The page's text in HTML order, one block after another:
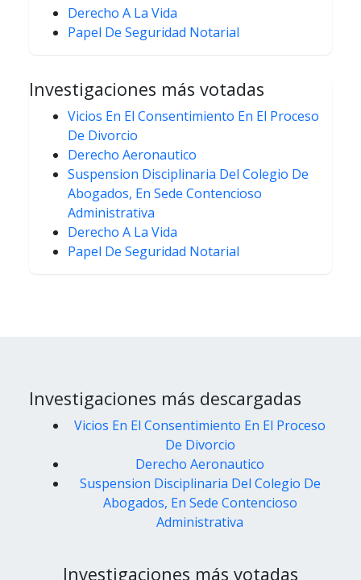
Derecho A La Vida
Papel De Seguridad Notarial
Investigaciones más votadas
Vicios En El Consentimiento En El Proceso
De Divorcio
Derecho Aeronautico
Suspension Disciplinaria Del Colegio De
Abogados, En Sede Contencioso
Administrativa
Derecho A La Vida
Papel De Seguridad Notarial
Investigaciones más descargadas
Vicios En El Consentimiento En El Proceso
De Divorcio
Derecho Aeronautico
Suspension Disciplinaria Del Colegio De
Abogados, En Sede Contencioso
Administrativa
Investigaciones más votadas